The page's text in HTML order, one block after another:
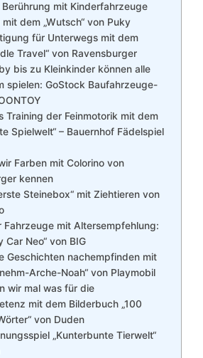
Berührung mit Kinderfahrzeuge
dem „Wutsch“ von Puky
für Unterwegs mit dem
Travel“ von Ravensburger
bis zu Kleinkinder können alle
spielen: GoStock Baufahrzeuge-
Training der Feinmotorik mit dem
Spielwelt“ – Bauernhof Fädelspiel
Farben mit Colorino von
kennen
Steinebox“ mit Ziehtieren von
Fahrzeuge mit Altersempfehlung:
Car Neo“ von BIG
Geschichten nachempfinden mit
Arche-Noah“ von Playmobil
wir mal was für die
mit dem Bilderbuch „100
von Duden
„Kunterbunte Tierwelt“